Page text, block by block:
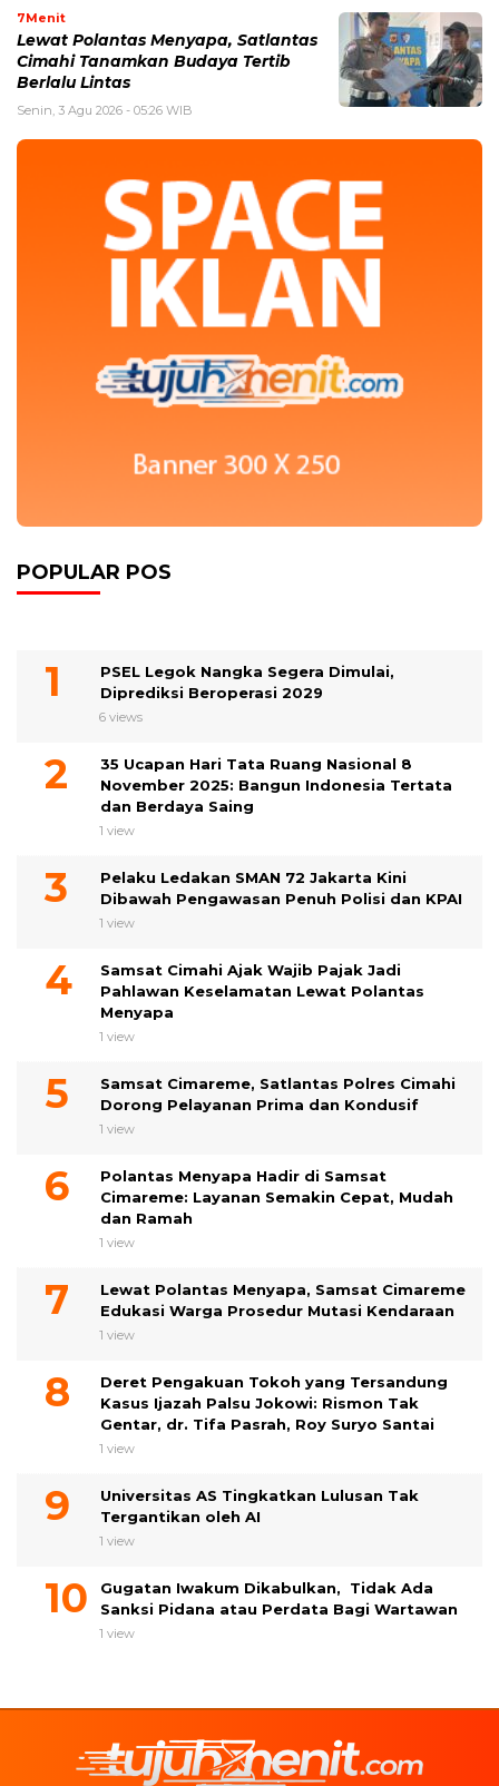
7Menit
Lewat Polantas Menyapa, Satlantas
Cimahi Tanamkan Budaya Tertib
Berlalu Lintas
Senin, 3 Agu 2026 - 05:26 WIB
POPULAR POS
PSEL Legok Nangka Segera Dimulai,
Diprediksi Beroperasi 2029
6 views
35 Ucapan Hari Tata Ruang Nasional 8
November 2025: Bangun Indonesia Tertata
dan Berdaya Saing
1 view
Pelaku Ledakan SMAN 72 Jakarta Kini
Dibawah Pengawasan Penuh Polisi dan KPAI
1 view
Samsat Cimahi Ajak Wajib Pajak Jadi
Pahlawan Keselamatan Lewat Polantas
Menyapa
1 view
Samsat Cimareme, Satlantas Polres Cimahi
Dorong Pelayanan Prima dan Kondusif
1 view
Polantas Menyapa Hadir di Samsat
Cimareme: Layanan Semakin Cepat, Mudah
dan Ramah
1 view
Lewat Polantas Menyapa, Samsat Cimareme
Edukasi Warga Prosedur Mutasi Kendaraan
1 view
Deret Pengakuan Tokoh yang Tersandung
Kasus Ijazah Palsu Jokowi: Rismon Tak
Gentar, dr. Tifa Pasrah, Roy Suryo Santai
1 view
Universitas AS Tingkatkan Lulusan Tak
Tergantikan oleh AI
1 view
Gugatan Iwakum Dikabulkan, Tidak Ada
Sanksi Pidana atau Perdata Bagi Wartawan
1 view